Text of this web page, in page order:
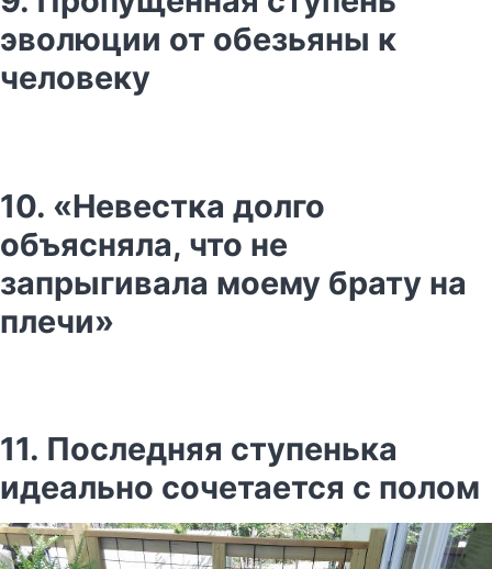
эволюции от обезьяны к
человеку
10. «Невестка долго
объясняла, что не
запрыгивала моему брату на
плечи»
11. Последняя ступенька
идеально сочетается с полом